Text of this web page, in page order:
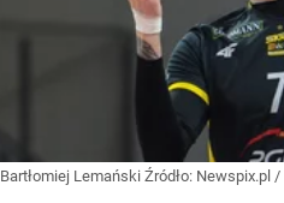
Bartłomiej Lemański Źródło: Newspix.pl /